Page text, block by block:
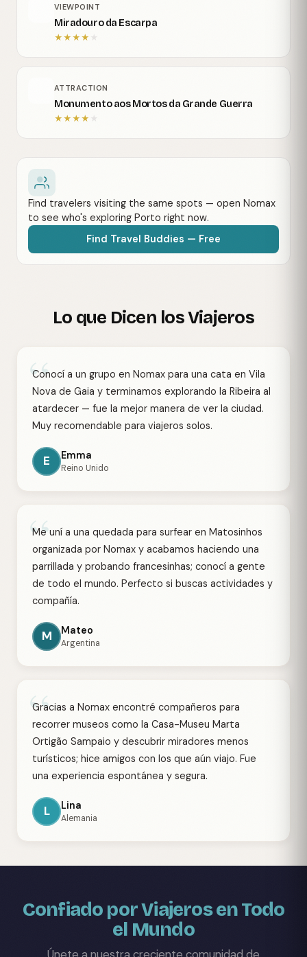
VIEWPOINT
Miradouro da Escarpa
★★★★ ★
ATTRACTION
Monumento aos Mortos da Grande Guerra
★★★★ ★
Find travelers visiting the same spots — open Nomax
to see who's exploring Porto right now.
Find Travel Buddies — Free
Lo que Dicen los Viajeros
“
Conocí a un grupo en Nomax para una cata en Vila
Nova de Gaia y terminamos explorando la Ribeira al
atardecer — fue la mejor manera de ver la ciudad.
Muy recomendable para viajeros solos.
E Emma
Reino Unido
“
Me uní a una quedada para surfear en Matosinhos
organizada por Nomax y acabamos haciendo una
parrillada y probando francesinhas; conocí a gente
de todo el mundo. Perfecto si buscas actividades y
compañía.
M Mateo
Argentina
“
Gracias a Nomax encontré compañeros para
recorrer museos como la Casa-Museu Marta
Ortigão Sampaio y descubrir miradores menos
turísticos; hice amigos con los que aún viajo. Fue
una experiencia espontánea y segura.
L Lina
Alemania
Confiado por Viajeros en Todo
el Mundo